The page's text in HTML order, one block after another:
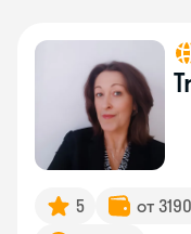
5 от